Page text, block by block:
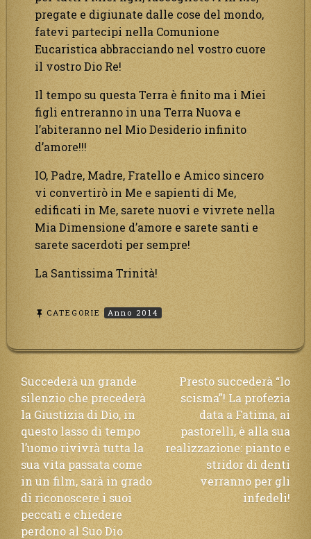
pregate e digiunate dalle cose del mondo,
fatevi partecipi nella Comunione
Eucaristica abbracciando nel vostro cuore
il vostro Dio Re!
Il tempo su questa Terra è finito ma i Miei
figli entreranno in una Terra Nuova e
l’abiteranno nel Mio Desiderio infinito
d’amore!!!
IO, Padre, Madre, Fratello e Amico sincero
vi convertirò in Me e sapienti di Me,
edificati in Me, sarete nuovi e vivrete nella
Mia Dimensione d’amore e sarete santi e
sarete sacerdoti per sempre!
La Santissima Trinità!
CATEGORIE Anno 2014
Navigazione
articoli
Succederà un grande
silenzio che precederà
la Giustizia di Dio, in
questo lasso di tempo
l’uomo rivivrà tutta la
sua vita passata come
in un film, sarà in grado
di riconoscere i suoi
peccati e chiedere
perdono al Suo Dio
Presto succederà “lo
scisma”! La profezia
data a Fatima, ai
pastorelli, è alla sua
realizzazione: pianto e
stridor di denti
verranno per gli
infedeli!